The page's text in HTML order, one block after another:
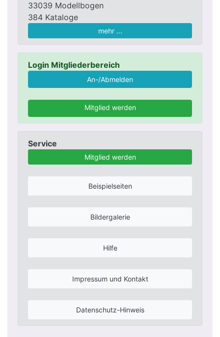
33039 Modellbogen
384 Kataloge
mehr ...
Login Mitgliederbereich
Mitglied werden
Service
Mitglied werden
Beispielseiten
Bildergalerie
Hilfe
Impressum und Kontakt
Datenschutz-Hinweis